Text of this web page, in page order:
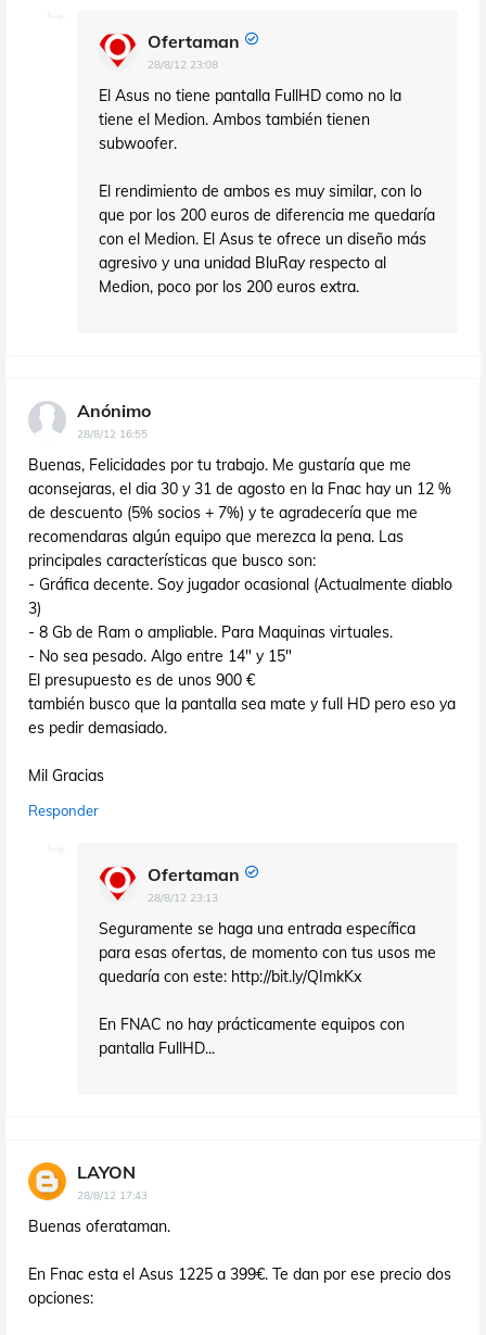
Ofertaman
28/8/12 23:08
El Asus no tiene pantalla FullHD como no la
tiene el Medion. Ambos también tienen
subwoofer.
El rendimiento de ambos es muy similar, con lo
que por los 200 euros de diferencia me quedaría
con el Medion. El Asus te ofrece un diseño más
agresivo y una unidad BluRay respecto al
Medion, poco por los 200 euros extra.
Anónimo
28/8/12 16:55
Buenas, Felicidades por tu trabajo. Me gustaría que me
aconsejaras, el dia 30 y 31 de agosto en la Fnac hay un 12 %
de descuento (5% socios + 7%) y te agradecería que me
recomendaras algún equipo que merezca la pena. Las
principales características que busco son:
- Gráfica decente. Soy jugador ocasional (Actualmente diablo
3)
- 8 Gb de Ram o ampliable. Para Maquinas virtuales.
- No sea pesado. Algo entre 14" y 15"
El presupuesto es de unos 900 €
también busco que la pantalla sea mate y full HD pero eso ya
es pedir demasiado.
Mil Gracias
Responder
Ofertaman
28/8/12 23:13
Seguramente se haga una entrada específica
para esas ofertas, de momento con tus usos me
quedaría con este: http://bit.ly/QImkKx
En FNAC no hay prácticamente equipos con
pantalla FullHD...
LAYON
28/8/12 17:43
Buenas oferataman.
En Fnac esta el Asus 1225 a 399€. Te dan por ese precio dos
opciones: